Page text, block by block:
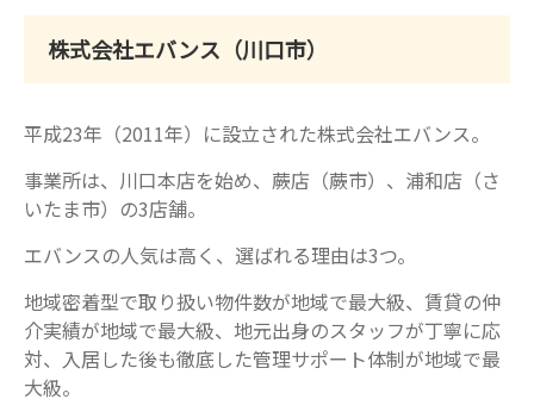
株式会社エバンス（川口市）
平成23年（2011年）に設立された株式会社エバンス。
事業所は、川口本店を始め、蕨店（蕨市）、浦和店（さ
いたま市）の3店舗。
エバンスの人気は高く、選ばれる理由は3つ。
地域密着型で取り扱い物件数が地域で最大級、賃貸の仲
介実績が地域で最大級、地元出身のスタッフが丁寧に応
対、入居した後も徹底した管理サポート体制が地域で最
大級。